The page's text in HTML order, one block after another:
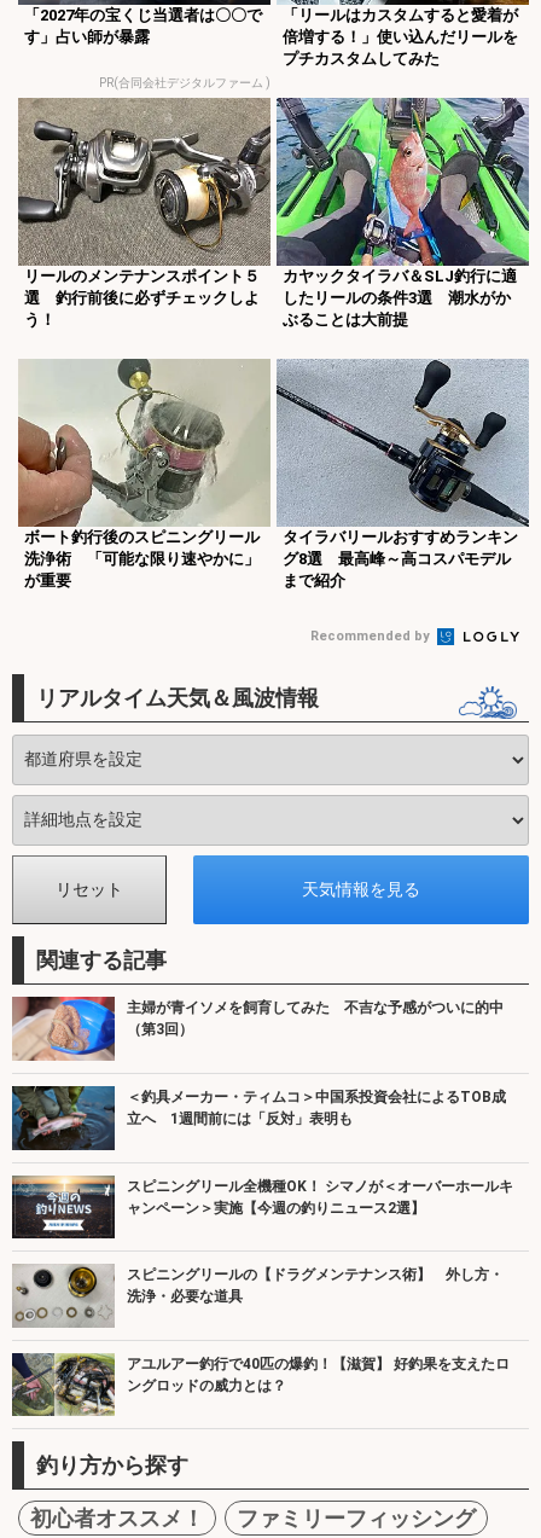
「2027年の宝くじ当選者は〇〇で
す」占い師が暴露
PR(合同会社デジタルファーム )
「リールはカスタムすると愛着が
倍増する！」使い込んだリールを
プチカスタムしてみた
リールのメンテナンスポイント５
選 釣行前後に必ずチェックしよ
う！
カヤックタイラバ＆SLJ釣行に適
したリールの条件3選 潮水がか
ぶることは大前提
ボート釣行後のスピニングリール
洗浄術 「可能な限り速やかに」
が重要
タイラバリールおすすめランキン
グ8選 最高峰～高コスパモデル
まで紹介
Recommended by
リアルタイム天気＆風波情報
関連する記事
主婦が青イソメを飼育してみた 不吉な予感がついに的中
（第3回）
＜釣具メーカー・ティムコ＞中国系投資会社によるTOB成
立へ 1週間前には「反対」表明も
スピニングリール全機種OK！ シマノが＜オーバーホールキ
ャンペーン＞実施【今週の釣りニュース2選】
スピニングリールの【ドラグメンテナンス術】 外し方・
洗浄・必要な道具
アユルアー釣行で40匹の爆釣！【滋賀】 好釣果を支えたロ
ングロッドの威力とは？
釣り方から探す
初心者オススメ！
ファミリーフィッシング